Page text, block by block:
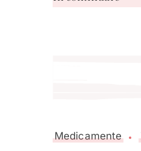
Medicamente